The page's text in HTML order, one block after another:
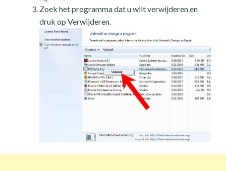
Zoek het programma dat u wilt verwijderen en
druk op Verwijderen.